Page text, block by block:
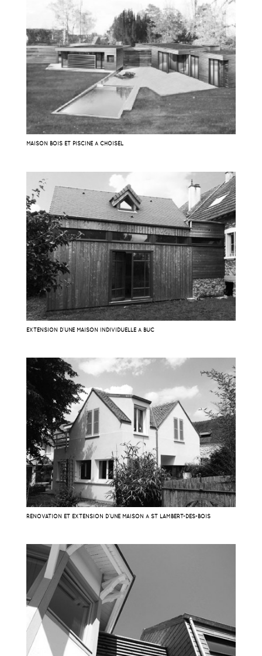
MAISON BOIS ET PISCINE À CHOISEL
EXTENSION D’UNE MAISON INDIVIDUELLE À BUC
RÉNOVATION ET EXTENSION D’UNE MAISON À ST LAMBERT-DES-BOIS